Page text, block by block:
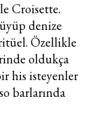
Croisette.
denize
Özellikle
oldukça
his isteyenler
barlarında